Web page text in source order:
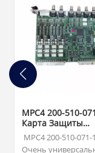
MPC4 200-510-
Карта Защиты
Оборудования
МРС4 200-510-071-
Очень